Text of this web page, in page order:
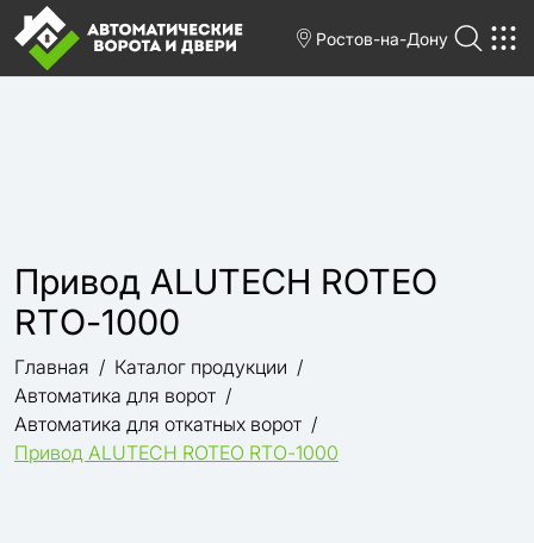
Ростов-на-Дону
Привод ALUTECH ROTEO
RTО-1000
Главная
Каталог продукции
Автоматика для ворот
Автоматика для откатных ворот
Привод ALUTECH ROTEO RTО-1000